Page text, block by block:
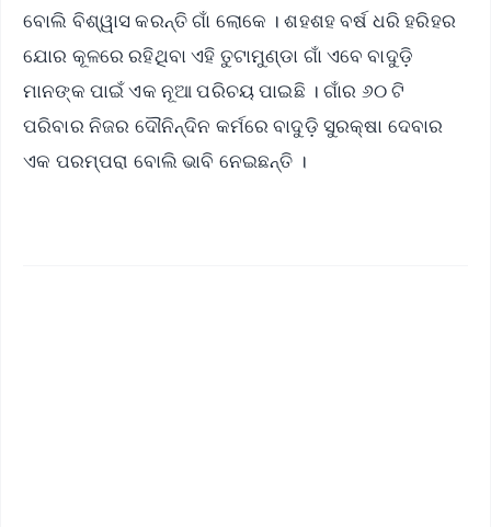
ବୋଲି ବିଶ୍ୱାସ କରନ୍ତି ଗାଁ ଲୋକେ । ଶହଶହ ବର୍ଷ ଧରି ହରିହର
ଯୋର କୂଳରେ ରହିଥିବା ଏହି ତୁଟାମୁଣ୍ଡା ଗାଁ ଏବେ ବାଦୁଡ଼ି
ମାନଙ୍କ ପାଇଁ ଏକ ନୂଆ ପରିଚୟ ପାଇଛି । ଗାଁର ୬୦ ଟି
ପରିବାର ନିଜର ଦୌନିନ୍ଦିନ କର୍ମରେ ବାଦୁଡ଼ି ସୁରକ୍ଷା ଦେବାର
ଏକ ପରମ୍ପରା ବୋଲି ଭାବି ନେଇଛନ୍ତି ।